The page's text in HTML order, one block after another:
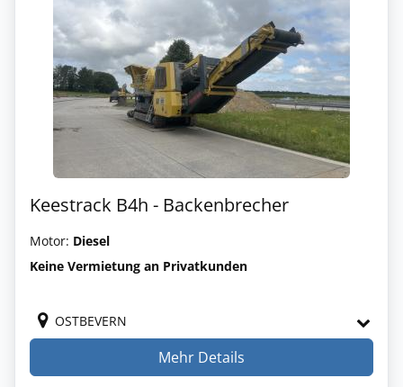
Keestrack B4h - Backenbrecher
Motor: Diesel
Keine Vermietung an Privatkunden
OSTBEVERN
Mehr Details